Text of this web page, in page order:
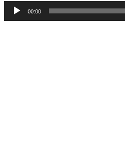
Audio
prehrávač00:00